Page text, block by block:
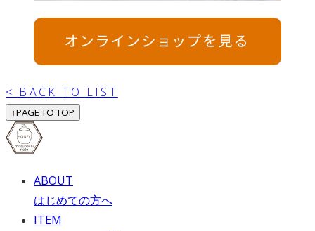
< BACK TO LIST
↑PAGE TO TOP
ABOUT
はじめての方へ
ITEM